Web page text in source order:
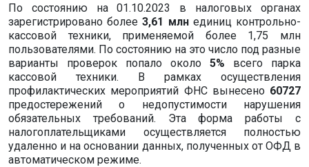
По состоянию на 01.10.2023 в налоговых органах
зарегистрировано более3,61 млн единиц контрольно-
кассовой техники, применяемой более 1,75 млн
пользователями. По состоянию на это число под разные
варианты проверок попало около 5% всего парка
кассовой техники. В рамках осуществления
профилактических мероприятий ФНС вынесено 60727
предостережений о недопустимости нарушения
обязательных требований. Эта форма работы с
налогоплательщиками осуществляется полностью
удаленно и на основании данных, полученных от ОФД в
автоматическом режиме.